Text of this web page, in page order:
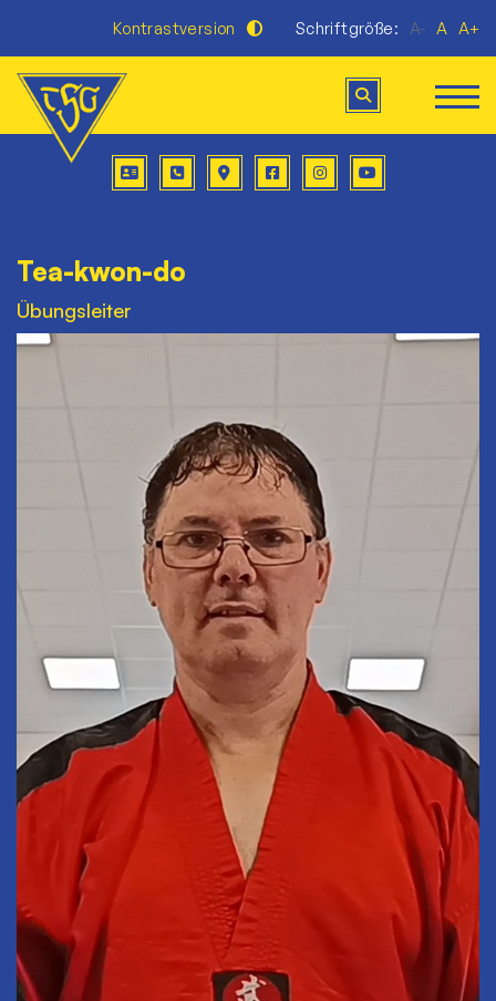
Kontrastversion Schriftgröße: A- A A+
Tea-kwon-do
Übungsleiter